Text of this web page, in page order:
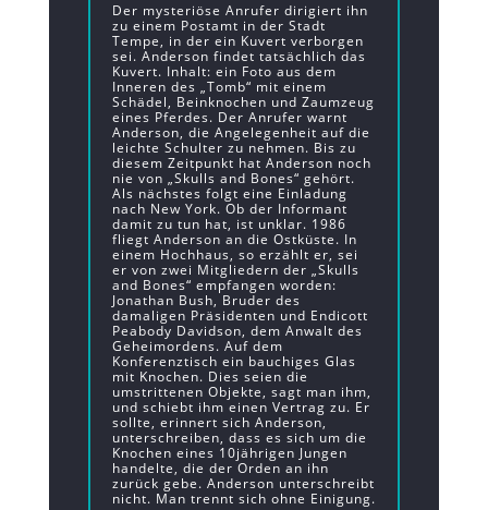
Der mysteriöse Anrufer dirigiert ihn
zu einem Postamt in der Stadt
Tempe, in der ein Kuvert verborgen
sei. Anderson findet tatsächlich das
Kuvert. Inhalt: ein Foto aus dem
Inneren des „Tomb“ mit einem
Schädel, Beinknochen und Zaumzeug
eines Pferdes. Der Anrufer warnt
Anderson, die Angelegenheit auf die
leichte Schulter zu nehmen. Bis zu
diesem Zeitpunkt hat Anderson noch
nie von „Skulls and Bones“ gehört.
Als nächstes folgt eine Einladung
nach New York. Ob der Informant
damit zu tun hat, ist unklar. 1986
fliegt Anderson an die Ostküste. In
einem Hochhaus, so erzählt er, sei
er von zwei Mitgliedern der „Skulls
and Bones“ empfangen worden:
Jonathan Bush, Bruder des
damaligen Präsidenten und Endicott
Peabody Davidson, dem Anwalt des
Geheimordens. Auf dem
Konferenztisch ein bauchiges Glas
mit Knochen. Dies seien die
umstrittenen Objekte, sagt man ihm,
und schiebt ihm einen Vertrag zu. Er
sollte, erinnert sich Anderson,
unterschreiben, dass es sich um die
Knochen eines 10jährigen Jungen
handelte, die der Orden an ihn
zurück gebe. Anderson unterschreibt
nicht. Man trennt sich ohne Einigung.